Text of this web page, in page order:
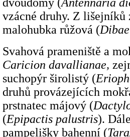
dvoudomý (Antennaria
vzácné druhy. Z
malohubka růžová (
Svahová prameniště a
Caricion davallianae,
suchopýr širolistý (
druhů provázejících
prstnatec májový (
(Epipactis palustris).
pampelišky bahenní (